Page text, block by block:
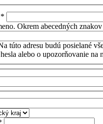
*
Okrem abecedných
túto adresu budú posielané
alebo o upozorňovanie na